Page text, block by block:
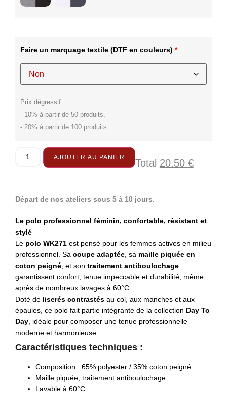
Faire un marquage textile (DTF en couleurs) *
Prix dégressif :
- 10% à partir de 50 produits,
- 20% à partir de 100 produits
AJOUTER AU PANIER Total 20.50 €
Départ de nos ateliers sous 5 à 10 jours.
Le polo professionnel féminin, confortable, résistant et
stylé
Le polo WK271 est pensé pour les femmes actives en milieu
professionnel. Sa coupe adaptée , sa maille piquée en
coton peigné , et son traitement antiboulochage
garantissent confort, tenue impeccable et durabilité, même
après de nombreux lavages à 60°C.
Doté de liserés contrastés au col, aux manches et aux
épaules, ce polo fait partie intégrante de la collection Day To
Day , idéale pour composer une tenue professionnelle
moderne et harmonieuse.
Caractéristiques techniques :
Composition : 65% polyester / 35% coton peigné
Maille piquée, traitement antiboulochage
Lavable à 60°C